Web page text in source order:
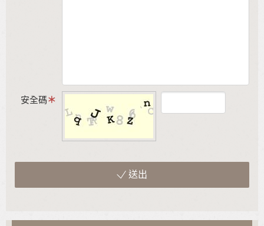
安全碼
送出